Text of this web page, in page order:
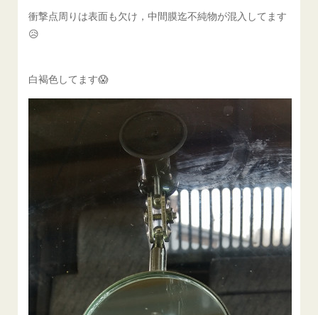
衝撃点周りは表面も欠け，中間膜迄不純物が混入してます
😥
白褐色してます😱